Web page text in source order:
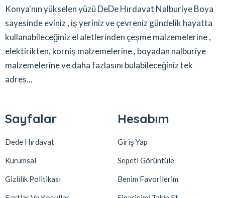
Konya'nın yükselen yüzü DeDe Hırdavat Nalburiye Boya
sayesinde eviniz , iş yeriniz ve çevreniz gündelik hayatta
kullanabileceğiniz el aletlerinden çeşme malzemelerine ,
elektirikten, korniş malzemelerine , boyadan nalburiye
malzemelerine ve daha fazlasını bulabileceğiniz tek
adres...
Sayfalar
Dede Hırdavat
Kurumsal
Gizlilik Politikası
Hesabım
Giriş Yap
Sepeti Görüntüle
Benim Favorilerim